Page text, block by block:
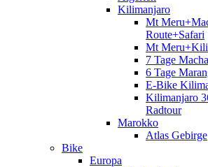
Kilimanjaro
Mt
Route+Safari
Mt
7 Tage
6 Tage
E-Bike
Kilimanjaro
Radtour
Marokko
Atlas Gebirge
Bike
Europa